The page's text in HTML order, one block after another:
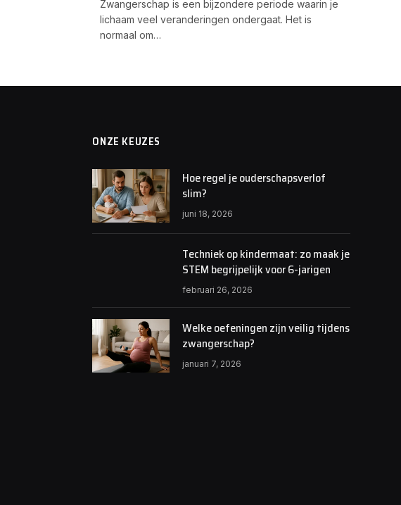
Zwangerschap is een bijzondere periode waarin je
lichaam veel veranderingen ondergaat. Het is
normaal om…
ONZE KEUZES
Hoe regel je ouderschapsverlof
slim?
juni 18, 2026
Techniek op kindermaat: zo maak je
STEM begrijpelijk voor 6-jarigen
februari 26, 2026
Welke oefeningen zijn veilig tijdens
zwangerschap?
januari 7, 2026